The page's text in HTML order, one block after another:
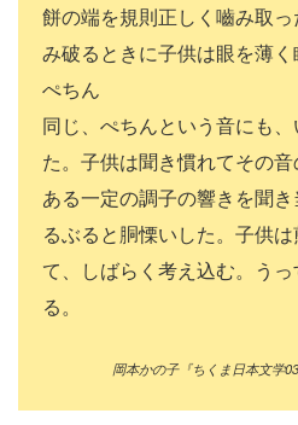
餅の端を規則正しく嚙み取
み破るときに子供は眼を薄く
ぺちん
同じ、ぺちんという音にも
た。子供は聞き慣れてその音
ある一定の調子の響きを聞
るぶると胴慄いした。子供
て、しばらく考え込む。う
る。
岡本かの子『ちくま日本文学